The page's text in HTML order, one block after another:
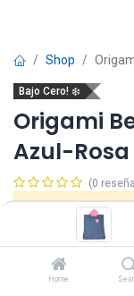
Home
Shop
Bajo Cero! ❄️
Origami
Azul-Rosa
(0
Este producto ya